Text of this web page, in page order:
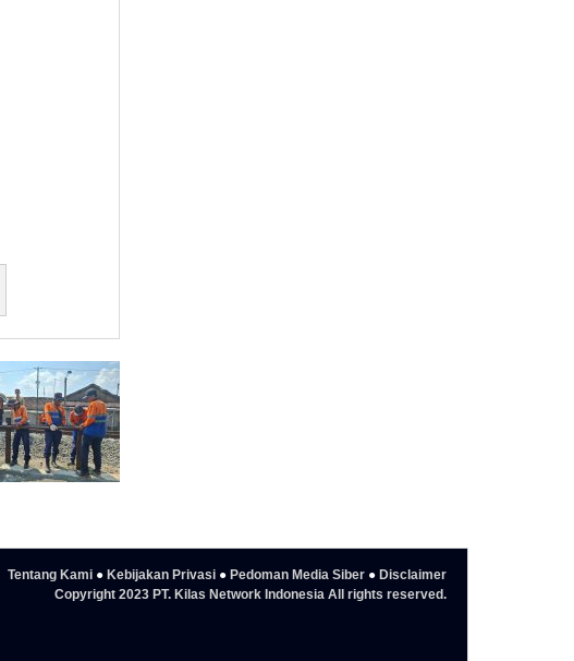
Tentang Kami ● Kebijakan Privasi ● Pedoman Media Siber ● Disclaimer
Copyright 2023 PT. Kilas Network Indonesia All rights reserved.